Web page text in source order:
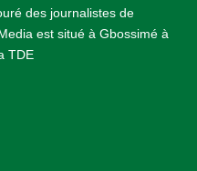
des journalistes de
est situé à Gbossimé à
TDE